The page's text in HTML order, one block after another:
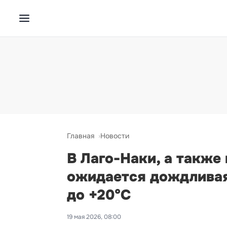
Главная Новости
В Лаго-Наки, а также
ожидается
до +20°С
19 мая 2026, 08:00